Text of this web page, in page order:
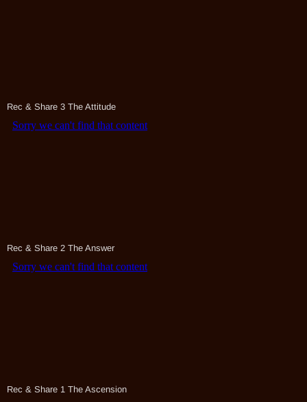
Rec & Share 3 The Attitude
Rec & Share 2 The Answer
Rec & Share 1 The Ascension